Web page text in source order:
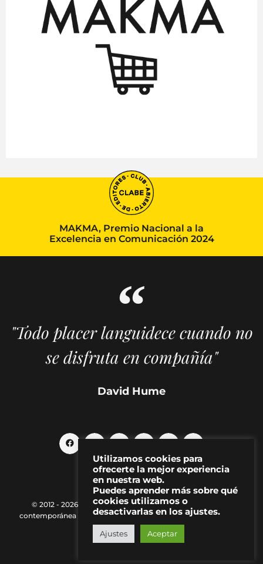
MAKMA, Premio Nacional a la
Excelencia en Comunicación 2024
"Todo placer languidece cuando no
se disfruta en compañía"
David Hume
© 2012 - 2026 MAKMA | Revista de artes visuales y cultura
contemporánea |
Política de Privacidad| Aviso Legal|Contacto
Utilizamos cookies para
ofrecerte la mejor experiencia
en nuestra web.
Puedes aprender más sobre qué
cookies utilizamos o
desactivarlas en los ajustes.
Ajustes Aceptar